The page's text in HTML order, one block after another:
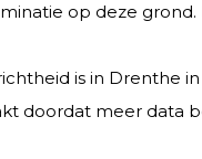
op deze
is in Drenthe
doordat meer data